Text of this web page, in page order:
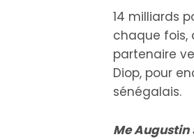
14 milliards
chaque fois,
partenaire
Diop, pour
sénégalais.
Me Augustin